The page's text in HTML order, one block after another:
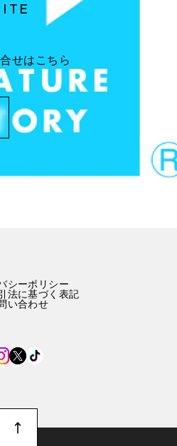
せはこちら
シーポリシー
法に基づく表記
い合わせ